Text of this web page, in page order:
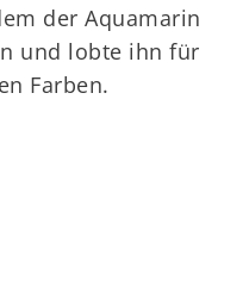
der Aquamarin
und lobte ihn für
Farben.